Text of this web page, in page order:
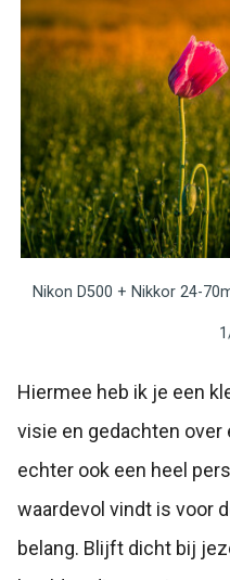
Nikon D500 + Nikkor 24-
Hiermee heb ik je een
visie en gedachten
echter ook een heel
waardevol vindt is voor
belang. Blijft dicht bij